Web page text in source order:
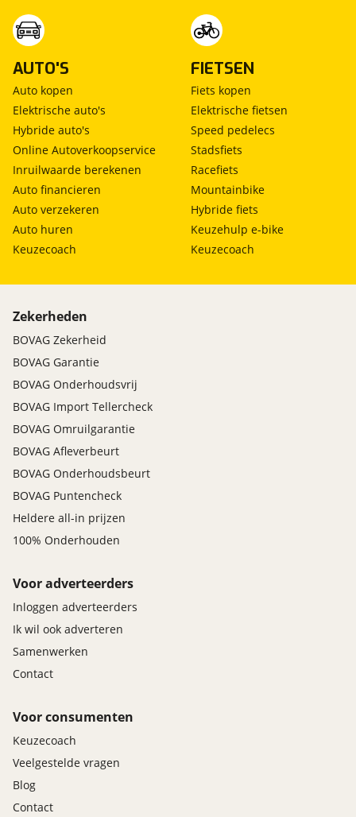
AUTO'S
Auto kopen
Elektrische auto's
Hybride auto's
Online Autoverkoopservice
Inruilwaarde berekenen
Auto financieren
Auto verzekeren
Auto huren
Keuzecoach
FIETSEN
Fiets kopen
Elektrische fietsen
Speed pedelecs
Stadsfiets
Racefiets
Mountainbike
Hybride fiets
Keuzehulp e-bike
Keuzecoach
Zekerheden
BOVAG Zekerheid
BOVAG Garantie
BOVAG Onderhoudsvrij
BOVAG Import Tellercheck
BOVAG Omruilgarantie
BOVAG Afleverbeurt
BOVAG Onderhoudsbeurt
BOVAG Puntencheck
Heldere all-in prijzen
100% Onderhouden
Voor adverteerders
Inloggen adverteerders
Ik wil ook adverteren
Samenwerken
Contact
Voor consumenten
Keuzecoach
Veelgestelde vragen
Blog
Contact